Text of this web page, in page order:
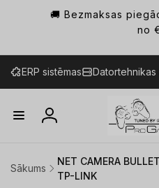
🚚 Bezmaksas
no
ERP sistēmas
Ienākt
Sākums
NET CAMERA
TP-LINK